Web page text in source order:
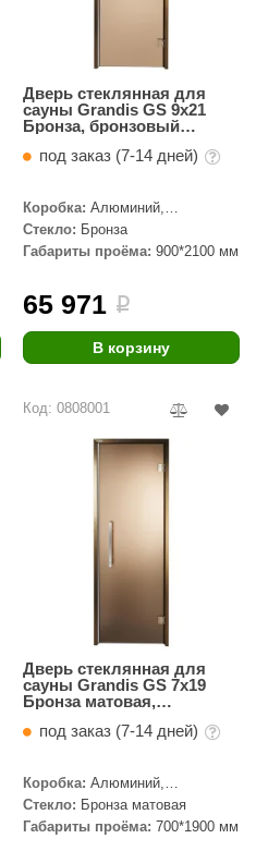
Дверь стеклянная для
сауны Grandis GS 9x21
Бронза, бронзовый
под заказ (7-14 дней)
Коробка: Алюминий,
Бронзовый профиль
Стекло: Бронза
Габариты проёма: 900*2100 мм
65 971 i
В корзину
Код: 0808001
Дверь стеклянная для
сауны Grandis GS 7x19
Бронза матовая,
под заказ (7-14 дней)
Коробка: Алюминий,
Бронзовый профиль
Стекло: Бронза матовая
Габариты проёма: 700*1900 мм